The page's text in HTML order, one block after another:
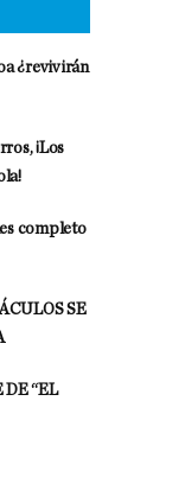
¿revivirán
¡Los
completo
SE
DE “EL